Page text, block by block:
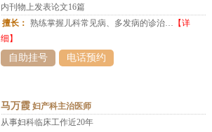
内刊物上发表论文16篇
擅长： 熟练掌握儿科常见病、多发病的诊治… 【详
细】
自助挂号 电话预约
马万霞妇产科主治医师
从事妇科临床工作近20年